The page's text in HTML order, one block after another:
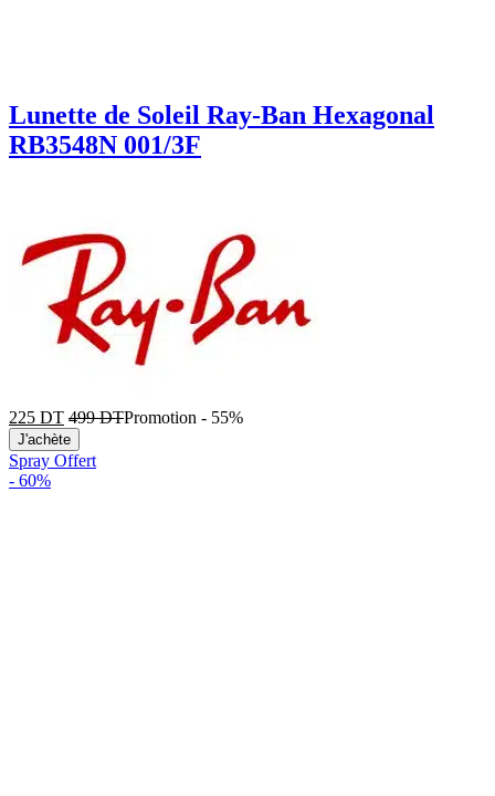
Lunette de Soleil Ray-Ban Hexagonal
RB3548N 001/3F
225 DT 499DTPromotion - 55%
J'achète
Spray Offert
- 60%